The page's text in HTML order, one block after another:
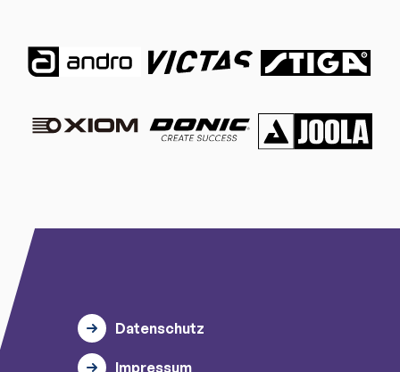
Datenschutz
Impressum